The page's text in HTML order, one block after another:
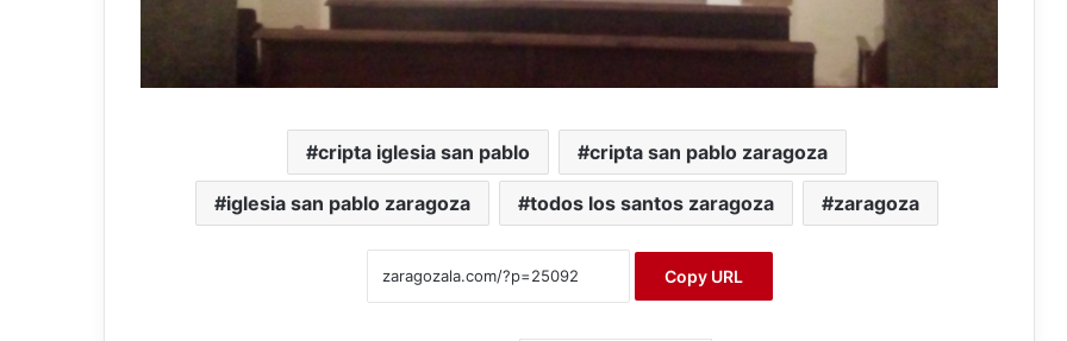
cripta iglesia san pablo cripta san pablo zaragoza
iglesia san pablo zaragoza todos los santos zaragoza zaragoza
Copy URL